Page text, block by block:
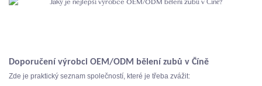
Doporučení výrobci OEM/ODM bělení zubů v Číně
Zde je praktický seznam společností, které je třeba zvážit: